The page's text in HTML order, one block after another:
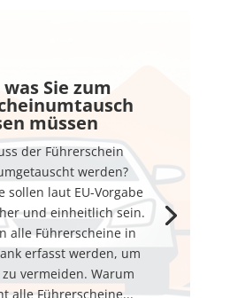
Sie zum
müssen
der Führerschein
werden?
sollen laut EU-Vorgabe
und einheitlich sein.
alle Führerscheine in
erfasst werden, um
vermeiden. Warum
alle Führerscheine...